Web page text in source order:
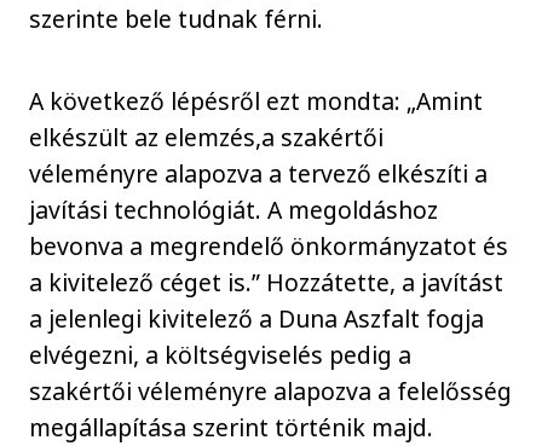
szerinte bele tudnak férni.
A következő lépésről ezt mondta: „Amint
elkészült az elemzés,a szakértői
véleményre alapozva a tervező elkészíti a
javítási technológiát. A megoldáshoz
bevonva a megrendelő önkormányzatot és
a kivitelező céget is.” Hozzátette, a javítást
a jelenlegi kivitelező a Duna Aszfalt fogja
elvégezni, a költségviselés pedig a
szakértői véleményre alapozva a felelősség
megállapítása szerint történik majd.